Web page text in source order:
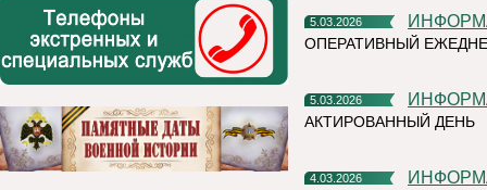
5.03.2026
ОПЕРАТИВНЫЙ
5.03.2026
АКТИРОВАННЫЙ ДЕНЬ
4.03.2026